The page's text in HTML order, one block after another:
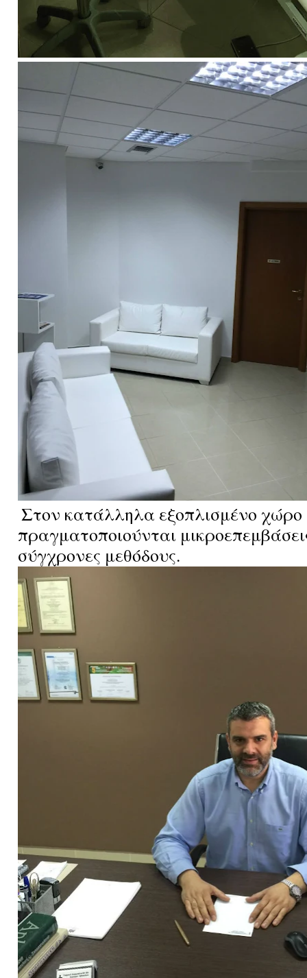
Στον κατάλληλα εξοπλισμένο χώρο
πραγματοποιούνται
σύγχρονες μεθόδους.